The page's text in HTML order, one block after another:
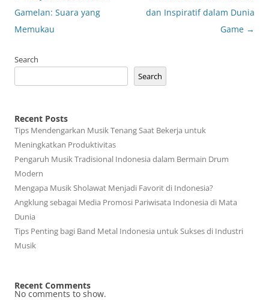
navigation
Gamelan: Suara yang
Memukau
dan Inspiratif dalam Dunia
Game →
Search
Search
Recent Posts
Tips Mendengarkan Musik Tenang Saat Bekerja untuk
Meningkatkan Produktivitas
Pengaruh Musik Tradisional Indonesia dalam Bermain Drum
Modern
Mengapa Musik Sholawat Menjadi Favorit di Indonesia?
Angklung sebagai Media Promosi Pariwisata Indonesia di Mata
Dunia
Tips Penting bagi Band Metal Indonesia untuk Sukses di Industri
Musik
Recent Comments
No comments to show.